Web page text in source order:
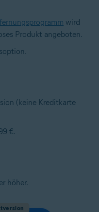
wird
Produkt angeboten.
(keine Kreditkarte
€.
höher.